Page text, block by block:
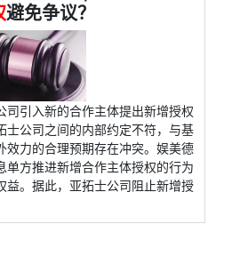
避免争议？
司引入新的合作主体提出新增授权
士公司之间的内部约定不符，与基
效力的合理预期存在冲突。娱美德
单方推进新增合作主体授权的行为
益。据此，亚拓士公司阻止新增授